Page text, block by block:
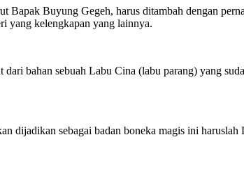
Bapak Buyung Gegeh, harus ditambah dengan
yang kelengkapan yang lainnya.
bahan sebuah Labu Cina (labu parang) yang
dijadikan sebagai badan boneka magis ini